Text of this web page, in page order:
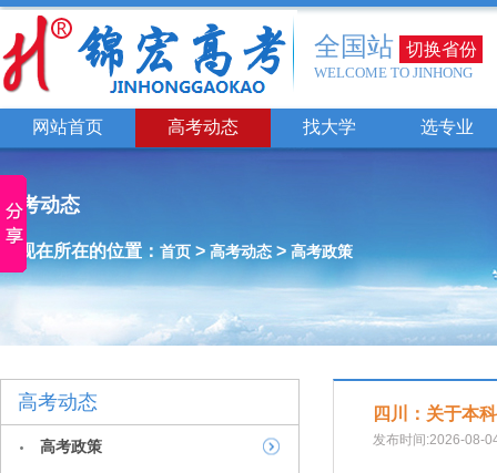
全国站 切换省份
WELCOME TO JINHONG
网站首页 高考动态 找大学 选专业
高考动态
您现在所在的位置： 首页 > 高考动态 > 高考政策
高考动态
高考政策
四川：关于本
发布时间:2026-08-